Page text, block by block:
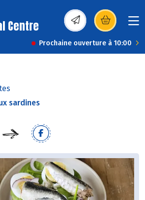
Centre (s’ouvre dans une
Prochaine ouverture à 10:00
sardines